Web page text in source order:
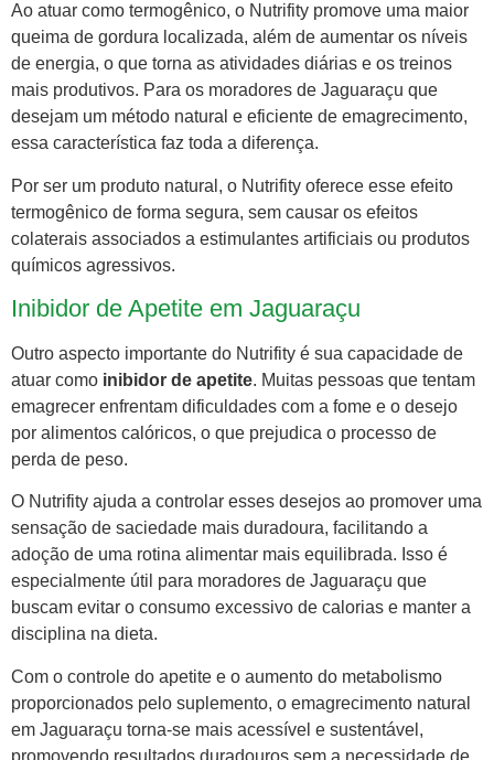
Ao atuar como termogênico, o Nutrifity promove uma maior
queima de gordura localizada, além de aumentar os níveis
de energia, o que torna as atividades diárias e os treinos
mais produtivos. Para os moradores de Jaguaraçu que
desejam um método natural e eficiente de emagrecimento,
essa característica faz toda a diferença.
Por ser um produto natural, o Nutrifity oferece esse efeito
termogênico de forma segura, sem causar os efeitos
colaterais associados a estimulantes artificiais ou produtos
químicos agressivos.
Inibidor de Apetite em Jaguaraçu
Outro aspecto importante do Nutrifity é sua capacidade de
atuar como inibidor de apetite. Muitas pessoas que tentam
emagrecer enfrentam dificuldades com a fome e o desejo
por alimentos calóricos, o que prejudica o processo de
perda de peso.
O Nutrifity ajuda a controlar esses desejos ao promover uma
sensação de saciedade mais duradoura, facilitando a
adoção de uma rotina alimentar mais equilibrada. Isso é
especialmente útil para moradores de Jaguaraçu que
buscam evitar o consumo excessivo de calorias e manter a
disciplina na dieta.
Com o controle do apetite e o aumento do metabolismo
proporcionados pelo suplemento, o emagrecimento natural
em Jaguaraçu torna-se mais acessível e sustentável,
promovendo resultados duradouros sem a necessidade de